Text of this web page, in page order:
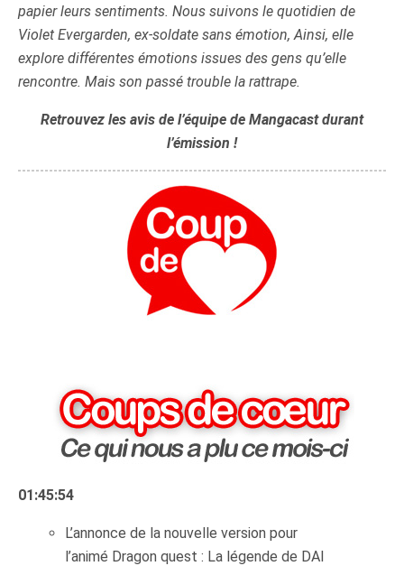
papier leurs sentiments. Nous suivons le quotidien de
Violet Evergarden, ex-soldate sans émotion, Ainsi, elle
explore différentes émotions issues des gens qu’elle
rencontre. Mais son passé trouble la rattrape.
Retrouvez les avis de l’équipe de Mangacast durant
l’émission !
01:45:54
L’annonce de la nouvelle version pour
l’animé Dragon quest : La légende de DAI